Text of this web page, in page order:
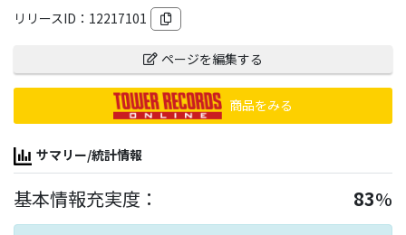
リリースID： 12217101
ページを編集する
商品をみる
サマリー/統計情報
基本情報充実度： 83%